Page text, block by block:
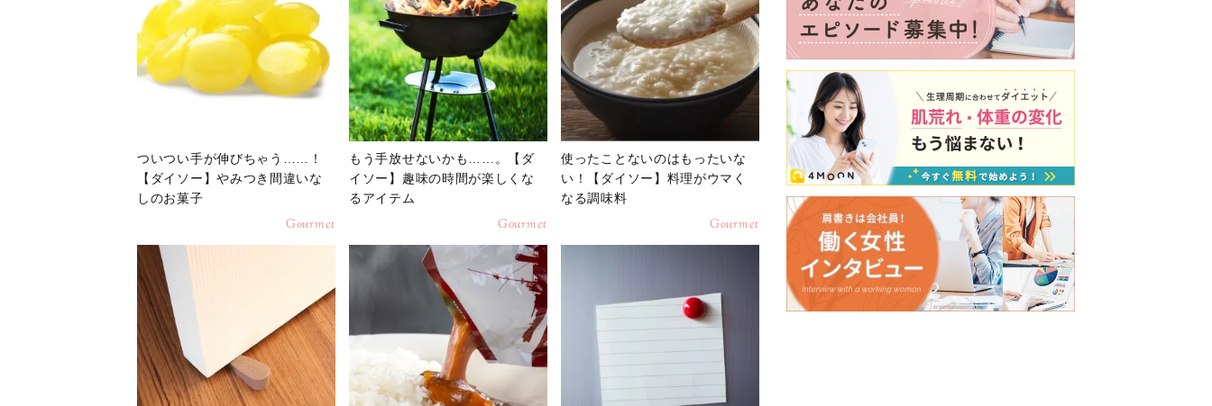
ついつい手が伸びちゃう……！
【ダイソー】やみつき間違いな
しのお菓子
Gourmet
もう手放せないかも……。【ダ
イソー】趣味の時間が楽しくな
るアイテム
Gourmet
使ったことないのはもったいな
い！【ダイソー】料理がウマく
なる調味料
Gourmet